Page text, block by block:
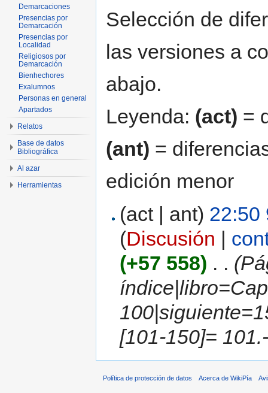
Selección de
las versiones a
abajo.
Leyenda: (act) =
(ant) =
edición menor
(act | ant) 22:50
(Discusión |
(+57 558) . .
[101-150]=
Demarcaciones
Presencias por
Demarcación
Presencias por
Localidad
Religiosos por
Demarcación
Bienhechores
Exalumnos
Personas en general
Apartados
Relatos
Base de datos
Bibliográfica
Al azar
Herramientas
Política de protección de datos Acerca de WikiPía